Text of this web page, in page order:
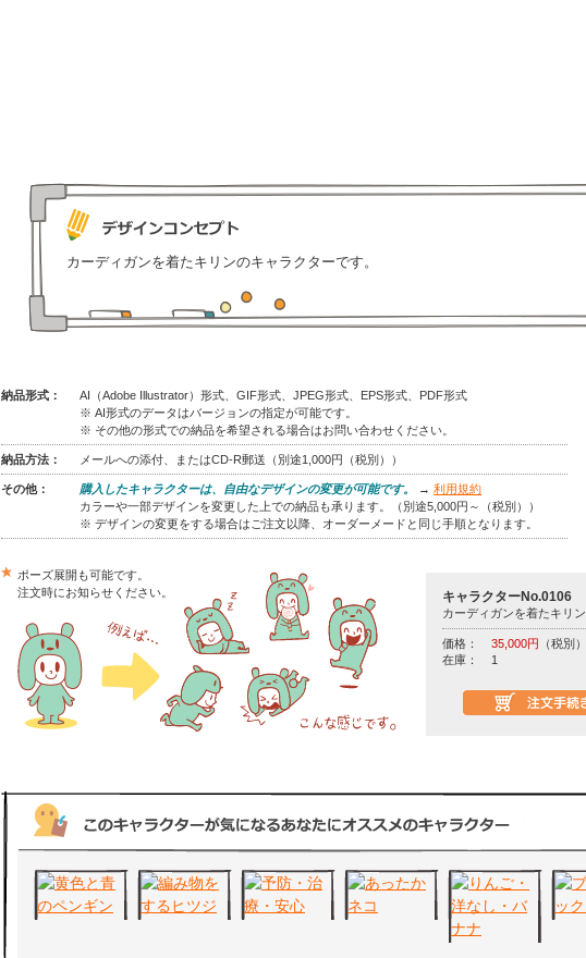
カーディガンを着たキリンのキャラクターです。
納品形式：
AI（Adobe Illustrator）形式、GIF形式、JPEG形式、EPS形式、PDF形式
※ AI形式のデータはバージョンの指定が可能です。
※ その他の形式での納品を希望される場合はお問い合わせください。
納品方法： メールへの添付、またはCD-R郵送（別途1,000円（税別））
その他： 購入したキャラクターは、自由なデザインの変更が可能です。 →利用規約
カラーや一部デザインを変更した上での納品も承ります。（別途5,000円～（税別））
※ デザインの変更をする場合はご注文以降、オーダーメードと同じ手順となります。
ポーズ展開も可能です。
注文時にお知らせください。
キャラクターNo.0106
カーディガンを着たキリン
価格： 35,000円 （税別）
在庫：
1